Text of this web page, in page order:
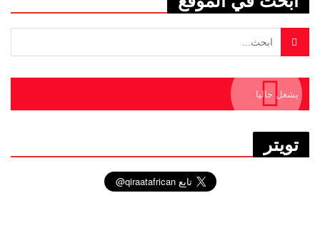
يشغل حاليا
تويتر